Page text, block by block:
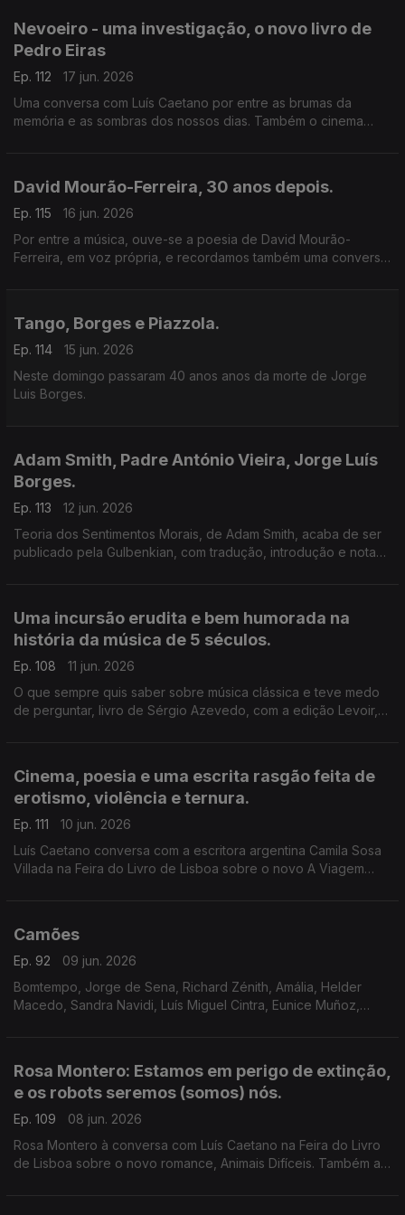
Nevoeiro - uma investigação, o novo livro de
Pedro Eiras
Ep. 112
17 jun. 2026
Uma conversa com Luís Caetano por entre as brumas da
memória e as sombras dos nossos dias. Também o cinema
David Mourão-Ferreira, 30 anos depois.
Ep. 115
16 jun. 2026
Por entre a música, ouve-se a poesia de David Mourão-
Ferreira, em voz própria, e recordamos também uma conversa
Tango, Borges e Piazzola.
Ep. 114
15 jun. 2026
Neste domingo passaram 40 anos anos da morte de Jorge
Luis Borges.
Adam Smith, Padre António Vieira, Jorge Luís
Borges.
Ep. 113
12 jun. 2026
Teoria dos Sentimentos Morais, de Adam Smith, acaba de ser
publicado pela Gulbenkian, com tradução, introdução e notas
Uma incursão erudita e bem humorada na
história da música de 5 séculos.
Ep. 108
11 jun. 2026
O que sempre quis saber sobre música clássica e teve medo
de perguntar, livro de Sérgio Azevedo, com a edição Levoir,
Cinema, poesia e uma escrita rasgão feita de
erotismo, violência e ternura.
Ep. 111
10 jun. 2026
Luís Caetano conversa com a escritora argentina Camila Sosa
Villada na Feira do Livro de Lisboa sobre o novo A Viagem
Camões
Ep. 92
09 jun. 2026
Bomtempo, Jorge de Sena, Richard Zénith, Amália, Helder
Macedo, Sandra Navidi, Luís Miguel Cintra, Eunice Muñoz,
Rosa Montero: Estamos em perigo de extinção,
e os robots seremos (somos) nós.
Ep. 109
08 jun. 2026
Rosa Montero à conversa com Luís Caetano na Feira do Livro
de Lisboa sobre o novo romance, Animais Difíceis. Também a